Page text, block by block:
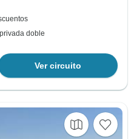
doble
Ver circuito